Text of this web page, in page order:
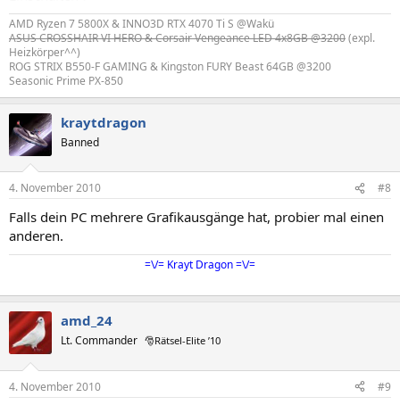
AMD Ryzen 7 5800X & INNO3D RTX 4070 Ti S @Wakü
ASUS CROSSHAIR VI HERO & Corsair Vengeance LED 4x8GB @3200(expl.
Heizkörper^^)
ROG STRIX B550-F GAMING & Kingston FURY Beast 64GB @3200
Seasonic Prime PX-850
kraytdragon
Banned
4. November 2010 #8
Falls dein PC mehrere Grafikausgänge hat, probier mal einen
anderen.
=\/= Krayt Dragon =\/=
amd_24
Lt. Commander 🎅Rätsel-Elite ’10
4. November 2010 #9